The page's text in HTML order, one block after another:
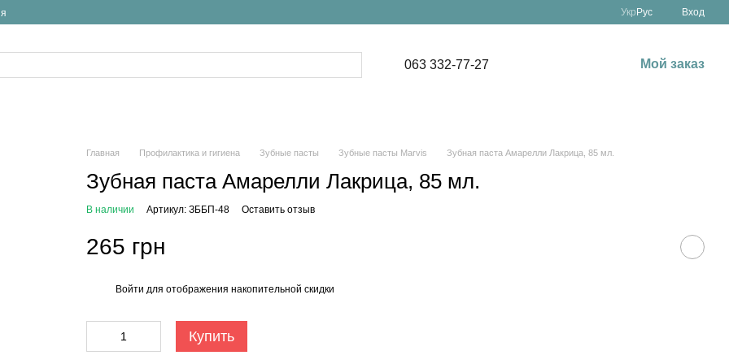
Укр Рус Вход
063 332-77-27 Мой заказ
Главная Профилактика и гигиена Зубные пасты Зубные пасты Marvis Зубная паста Амарелли Лакрица, 85 мл.
Зубная паста Амарелли Лакрица, 85 мл.
В наличии Артикул: ЗББП-48 Оставить отзыв
265 грн
Войти для отображения накопительной скидки
Купить